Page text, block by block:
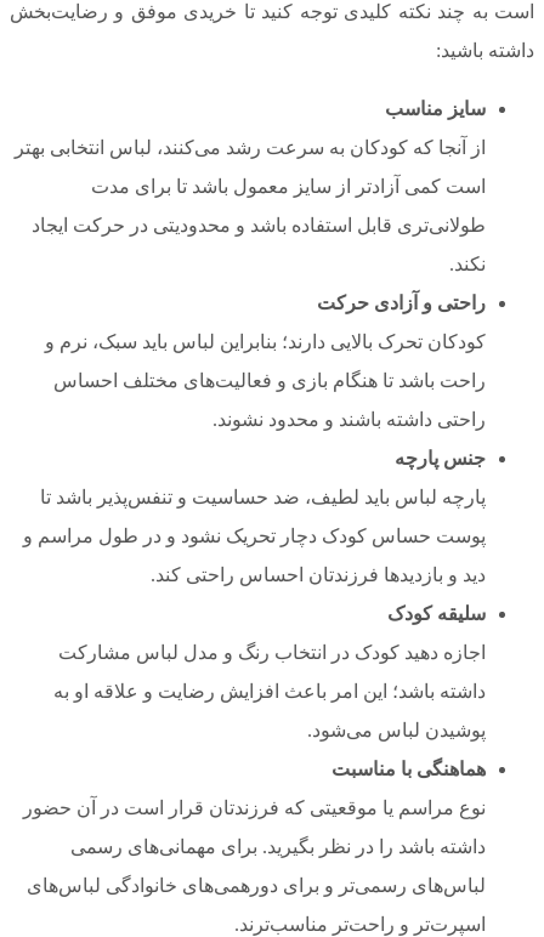
است به چند نکته کلیدی توجه کنید تا خریدی موفق و رضایت‌بخش
داشته باشید:
سایز مناسب
از آنجا که کودکان به سرعت رشد می‌کنند، لباس انتخابی بهتر
است کمی آزادتر از سایز معمول باشد تا برای مدت
طولانی‌تری قابل استفاده باشد و محدودیتی در حرکت ایجاد
نکند.
راحتی و آزادی حرکت
کودکان تحرک بالایی دارند؛ بنابراین لباس باید سبک، نرم و
راحت باشد تا هنگام بازی و فعالیت‌های مختلف احساس
راحتی داشته باشند و محدود نشوند.
جنس پارچه
پارچه لباس باید لطیف، ضد حساسیت و تنفس‌پذیر باشد تا
پوست حساس کودک دچار تحریک نشود و در طول مراسم و
دید و بازدیدها فرزندتان احساس راحتی کند.
سلیقه کودک
اجازه دهید کودک در انتخاب رنگ و مدل لباس مشارکت
داشته باشد؛ این امر باعث افزایش رضایت و علاقه او به
پوشیدن لباس می‌شود.
هماهنگی با مناسبت
نوع مراسم یا موقعیتی که فرزندتان قرار است در آن حضور
داشته باشد را در نظر بگیرید. برای مهمانی‌های رسمی
لباس‌های رسمی‌تر و برای دورهمی‌های خانوادگی لباس‌های
اسپرت‌تر و راحت‌تر مناسب‌ترند.